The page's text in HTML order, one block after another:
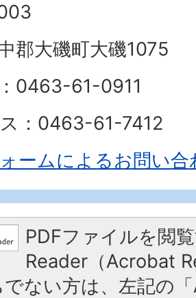
郡大磯町大磯1075
0463-61-0911
：0463-61-7412
ームによるお問い合
PDFファイルを閲
Reader（Acrobat
ない方は、左記の